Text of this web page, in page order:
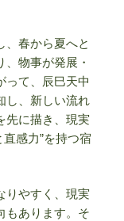
、春から夏へと
物事が発展・
って、辰巳天中
し、新しい流れ
先に描き、現実
感力”を持つ宿
りやすく、現実
もあります。そ